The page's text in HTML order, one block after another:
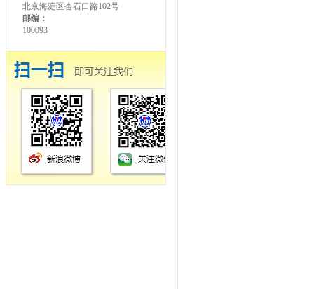
北京海淀区杏石口路102号
邮编：
100093